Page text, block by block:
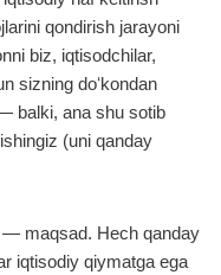
qondirish jarayoni
biz, iqtisodchilar,
sizning doʻkondan
balki, ana shu sotib
(uni qanday
— maqsad. Hech qanday
iqtisodiy qiymatga ega